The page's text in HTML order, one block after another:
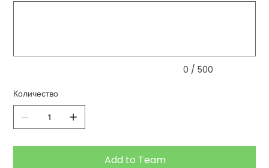
0 / 500
Количество
Add to Team